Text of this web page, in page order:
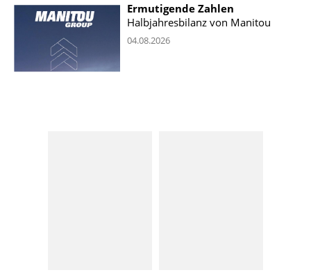
Ermutigende Zahlen
Halbjahresbilanz von Manitou
04.08.2026